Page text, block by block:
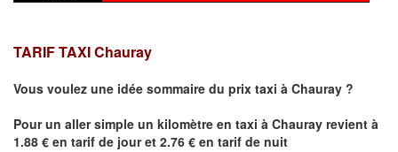
TARIF TAXIChauray
Vous voulez une idée sommaire du prix taxi à Chauray ?
Pour un aller simple un kilomètre en taxi à Chauray revient à
1.88 € en tarif de jour et 2.76 € en tarif de nuit